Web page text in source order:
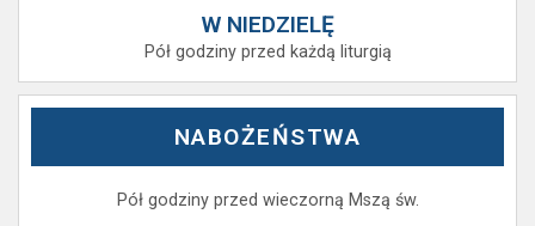
W NIEDZIELĘ
Pół godziny przed każdą liturgią
NABOŻEŃSTWA
Pół godziny przed wieczorną Mszą św.